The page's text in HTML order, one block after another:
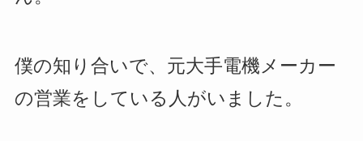
僕の知り合いで、元大手電機メーカー
の営業をしている人がいました。